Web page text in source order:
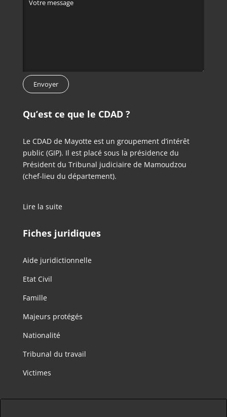
Qu’est ce que le CDAD ?
Le CDAD de Mayotte est un groupement d’intérêt
public (GIP). Il est placé sous la présidence du
Président du Tribunal judiciaire de Mamoudzou
(chef-lieu du département).
Lire la suite
Fiches juridiques
Aide juridictionnelle
Etat Civil
Famille
Majeurs protégés
Nationalité
Tribunal du travail
Victimes